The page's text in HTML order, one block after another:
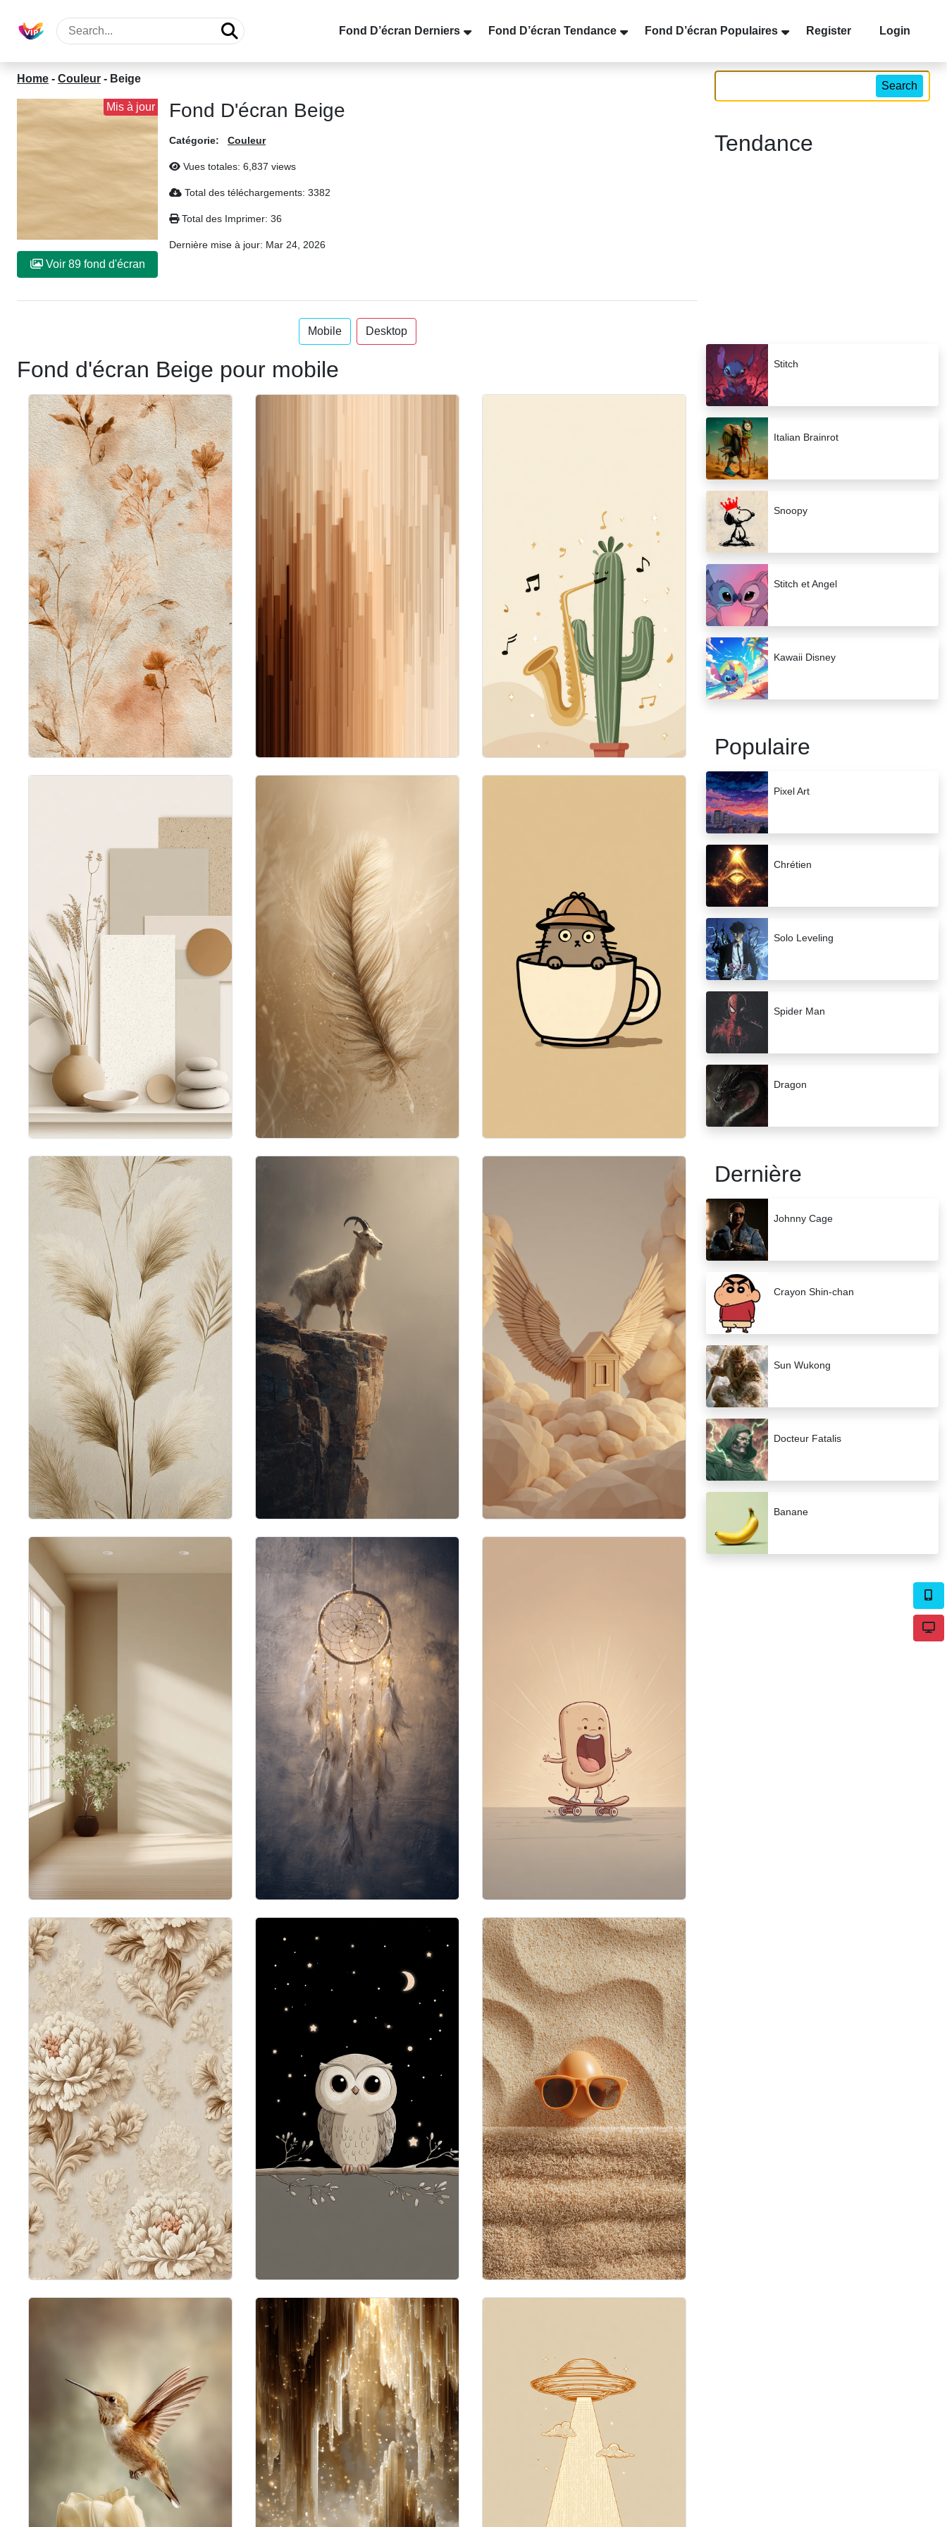
Fond D’écran Derniers Fond D’écran Tendance Fond D’écran Populaires Register Login
Home - Couleur - Beige
Mis à jour
Voir 89 fond d'écran
Fond D'écran Beige
Catégorie: Couleur
Vues totales: 6,837 views
Total des téléchargements: 3382
Total des Imprimer: 36
Dernière mise à jour: Mar 24, 2026
Mobile Desktop
Fond d'écran Beige pour mobile
Search
Tendance
Stitch
Italian Brainrot
Snoopy
Stitch et Angel
Kawaii Disney
Populaire
Pixel Art
Chrétien
Solo Leveling
Spider Man
Dragon
Dernière
Johnny Cage
Crayon Shin-chan
Sun Wukong
Docteur Fatalis
Banane